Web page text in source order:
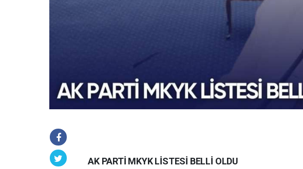
AK PARTİ MKYK LİSTESİ BELLİ OLDU